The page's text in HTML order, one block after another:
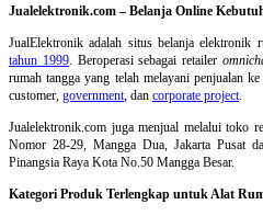
Jualelektronik.com – Belanja Online
JualElektronik adalah situs belanja elektronik
tahun 1999. Beroperasi sebagai retailer
rumah tangga yang telah melayani penjualan
customer, government, dan corporate project.
Jualelektronik.com juga menjual melalui toko
Nomor 28-29, Mangga Dua, Jakarta Pusat
Pinangsia Raya Kota No.50 Mangga Besar.
Kategori Produk Terlengkap untuk Alat